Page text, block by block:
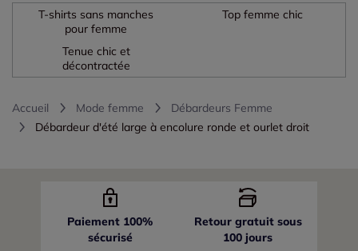
T-shirts sans manches
pour femme
Top femme chic
Tenue chic et
décontractée
Accueil Mode femme
Débardeurs Femme
Débardeur d'été large à encolure ronde et ourlet droit
Paiement 100%
sécurisé
Retour gratuit sous
100 jours